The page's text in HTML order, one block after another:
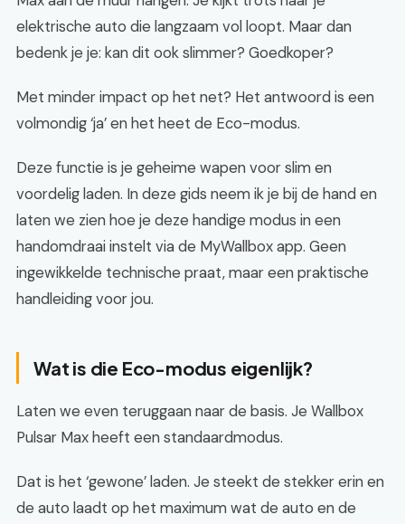
elektrische auto die langzaam vol loopt. Maar dan
bedenk je je: kan dit ook slimmer? Goedkoper?
Met minder impact op het net? Het antwoord is een
volmondig ‘ja’ en het heet de Eco-modus.
Deze functie is je geheime wapen voor slim en
voordelig laden. In deze gids neem ik je bij de hand en
laten we zien hoe je deze handige modus in een
handomdraai instelt via de MyWallbox app. Geen
ingewikkelde technische praat, maar een praktische
handleiding voor jou.
Wat is die Eco-modus eigenlijk?
Laten we even teruggaan naar de basis. Je Wallbox
Pulsar Max heeft een standaardmodus.
Dat is het ‘gewone’ laden. Je steekt de stekker erin en
de auto laadt op het maximum wat de auto en de